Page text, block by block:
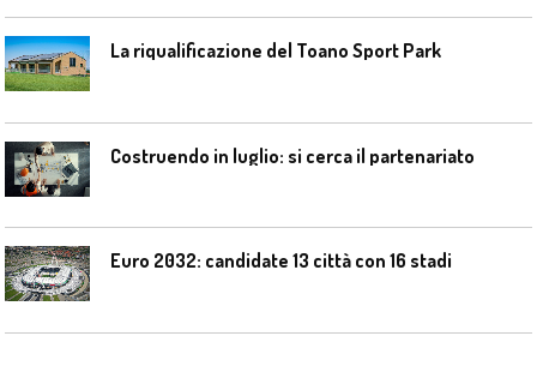
La riqualificazione del Toano Sport Park
Costruendo in luglio: si cerca il partenariato
Euro 2032: candidate 13 città con 16 stadi